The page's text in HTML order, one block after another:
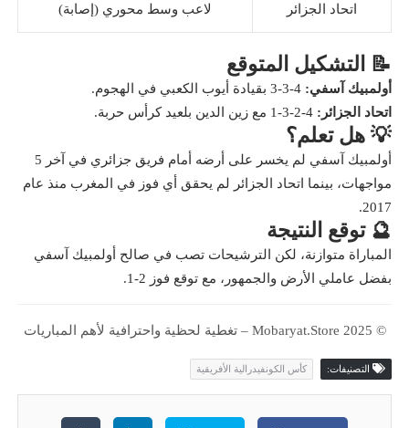
اتحاد الجزائر لاعب وسط محوري (إصابة)
📝 التشكيل المتوقع
أولمبيك آسفي:
اتحاد الجزائر:
💡 هل تعلم؟
أولمبيك آسفي لم يخسر على أرضه أمام فريق جزائري في آخر 5
مواجهات، بينما اتحاد الجزائر لم يحقق أي فوز في المغرب منذ عام
2017.
🔮 توقع النتيجة
المباراة متوازنة، لكن الترشيحات تصب في صالح أولمبيك آسفي
بفضل عاملي الأرض والجمهور، مع توقع فوز 2-1.
© 2025 Mobaryat.Store – تغطية لحظية واحترافية لأهم المباريات
التصنيفات: كأس الكونفيدرالية الأفريقية